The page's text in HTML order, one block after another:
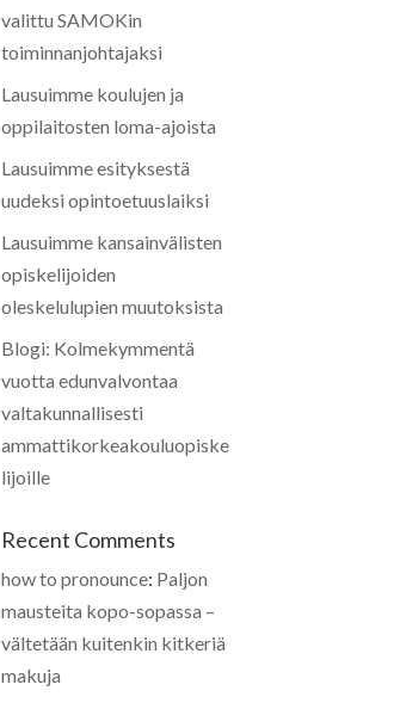
valittu SAMOKin
toiminnanjohtajaksi
Lausuimme koulujen ja
oppilaitosten loma-ajoista
Lausuimme esityksestä
uudeksi opintoetuuslaiksi
Lausuimme kansainvälisten
opiskelijoiden
oleskelulupien muutoksista
Blogi: Kolmekymmentä
vuotta edunvalvontaa
valtakunnallisesti
ammattikorkeakouluopiske
lijoille
Recent Comments
how to pronounce: Paljon
mausteita kopo-sopassa –
vältetään kuitenkin kitkeriä
makuja